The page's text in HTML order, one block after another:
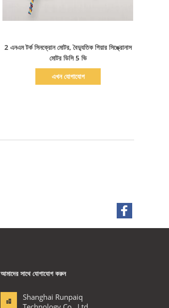
2 এনএম টর্ক সিনক্রোন মোটর, বৈদ্যুতিক গিয়ার সিঙ্ক্রোনাস
মোটর ডিসি 5 ভি
এখন যোগাযোগ
আমাদের সাথে যোগাযোগ করুন
Shanghai Runpaiq